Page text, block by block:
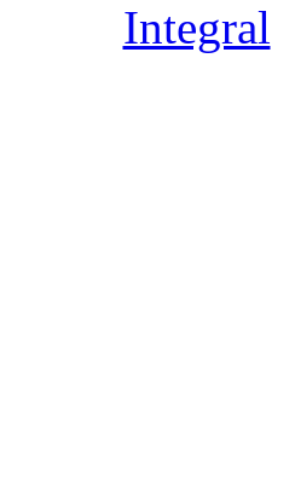
Integral